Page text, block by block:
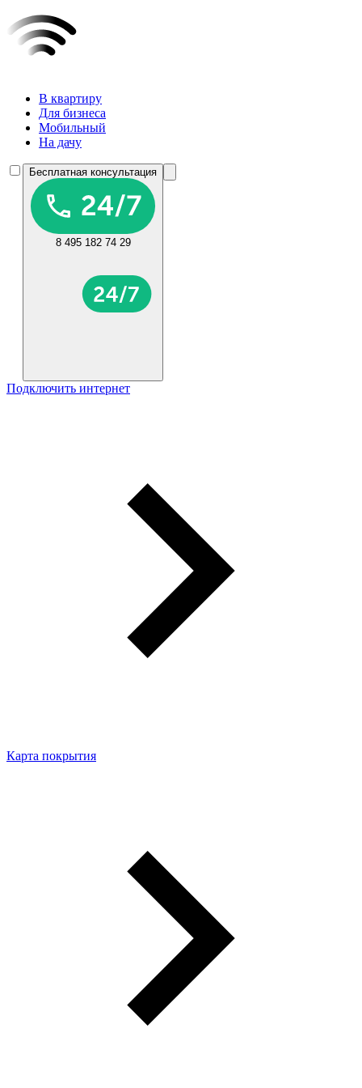
В квартиру
Для бизнеса
Мобильный
На дачу
Бесплатная консультация
8 495 182 74 29
Подключить интернет
Карта покрытия